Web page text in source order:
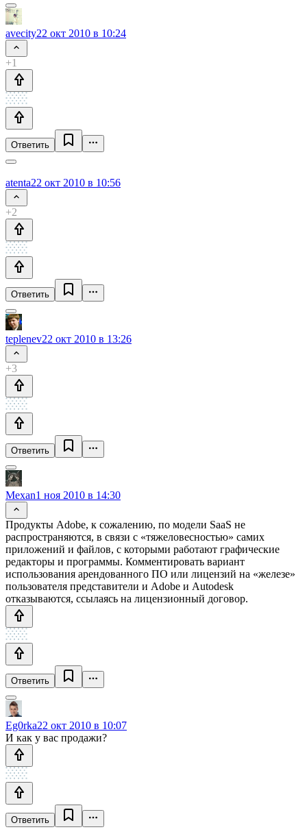
avecity22 окт 2010 в 10:24
+1
Ответить
atenta22 окт 2010 в 10:56
+2
Ответить
teplenev22 окт 2010 в 13:26
+3
Ответить
Mexan1 ноя 2010 в 14:30
Продукты Adobe, к сожалению, по модели SaaS не
распространяются, в связи с «тяжеловесностью» самих
приложений и файлов, с которыми работают графические
редакторы и программы. Комментировать вариант
использования арендованного ПО или лицензий на «железе»
пользователя представители и Adobe и Autodesk
отказываются, ссылаясь на лицензионный договор.
Ответить
Eg0rka22 окт 2010 в 10:07
И как у вас продажи?
Ответить